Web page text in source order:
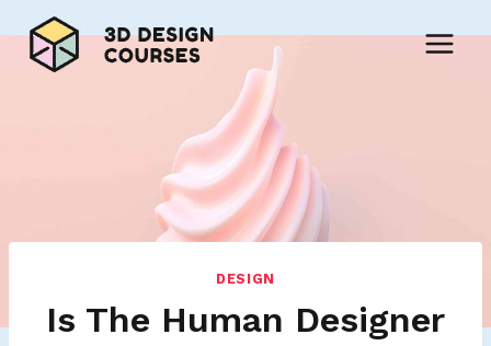
content
DESIGN
Is The Human Designer